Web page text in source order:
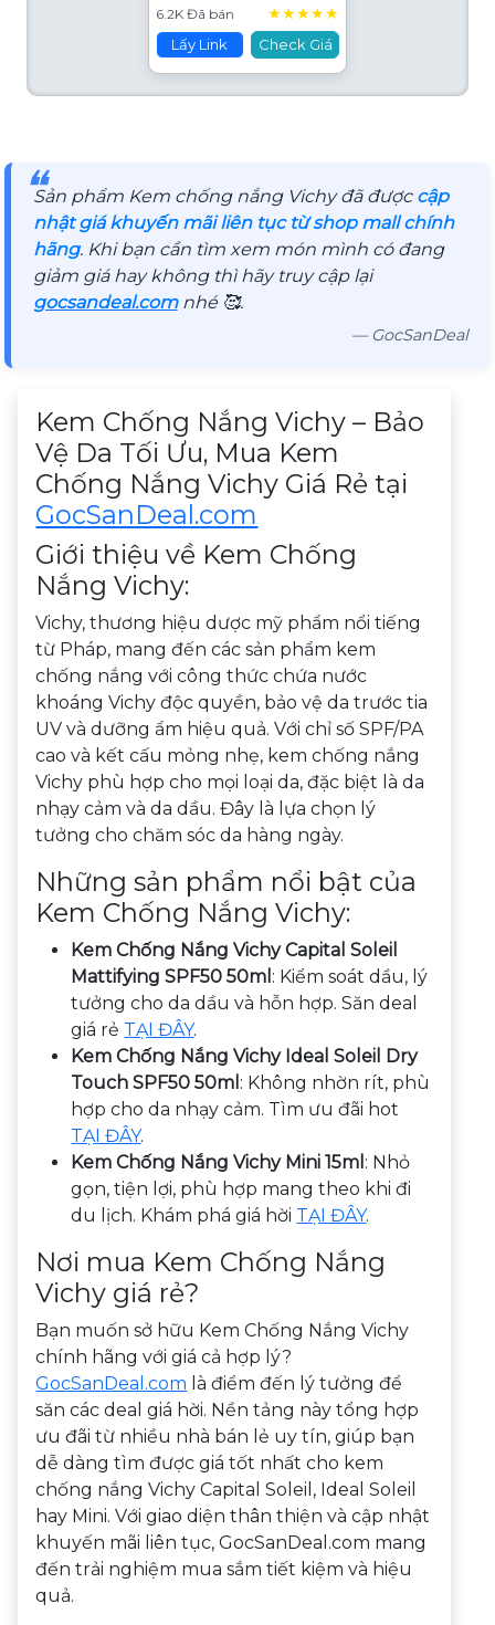
50ml
6.2K Đã bán ★★★★★
Lấy Link Check Giá
❝
Sản phẩm Kem chống nắng Vichy đã được cập
nhật giá khuyến mãi liên tục từ shop mall chính
hãng. Khi bạn cần tìm xem món mình có đang
giảm giá hay không thì hãy truy cập lại
gocsandeal.comnhé 🥰.
— GocSanDeal
Kem Chống Nắng Vichy – Bảo
Vệ Da Tối Ưu, Mua Kem
Chống Nắng Vichy Giá Rẻ tại
GocSanDeal.com
Giới thiệu về Kem Chống
Nắng Vichy:
Vichy, thương hiệu dược mỹ phẩm nổi tiếng
từ Pháp, mang đến các sản phẩm kem
chống nắng với công thức chứa nước
khoáng Vichy độc quyền, bảo vệ da trước tia
UV và dưỡng ẩm hiệu quả. Với chỉ số SPF/PA
cao và kết cấu mỏng nhẹ, kem chống nắng
Vichy phù hợp cho mọi loại da, đặc biệt là da
nhạy cảm và da dầu. Đây là lựa chọn lý
tưởng cho chăm sóc da hàng ngày.
Những sản phẩm nổi bật của
Kem Chống Nắng Vichy:
Kem Chống Nắng Vichy Capital Soleil
Mattifying SPF50 50ml : Kiểm soát dầu, lý
tưởng cho da dầu và hỗn hợp. Săn deal
giá rẻ TẠI ĐÂY.
Kem Chống Nắng Vichy Ideal Soleil Dry
Touch SPF50 50ml : Không nhờn rít, phù
hợp cho da nhạy cảm. Tìm ưu đãi hot
TẠI ĐÂY.
Kem Chống Nắng Vichy Mini 15ml : Nhỏ
gọn, tiện lợi, phù hợp mang theo khi đi
du lịch. Khám phá giá hời TẠI ĐÂY.
Nơi mua Kem Chống Nắng
Vichy giá rẻ?
Bạn muốn sở hữu Kem Chống Nắng Vichy
chính hãng với giá cả hợp lý?
GocSanDeal.com là điểm đến lý tưởng để
săn các deal giá hời. Nền tảng này tổng hợp
ưu đãi từ nhiều nhà bán lẻ uy tín, giúp bạn
dễ dàng tìm được giá tốt nhất cho kem
chống nắng Vichy Capital Soleil, Ideal Soleil
hay Mini. Với giao diện thân thiện và cập nhật
khuyến mãi liên tục, GocSanDeal.com mang
đến trải nghiệm mua sắm tiết kiệm và hiệu
quả.